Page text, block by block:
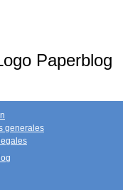
generales